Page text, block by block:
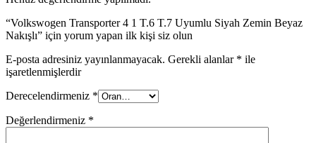
“Volkswogen Transporter 4 1 T.6 T.7 Uyumlu Siyah Zemin Beyaz
Nakışlı” için yorum yapan ilk kişi siz olun
E-posta adresiniz yayınlanmayacak. Gerekli alanlar * ile
işaretlenmişlerdir
Derecelendirmeniz *
Değerlendirmeniz *